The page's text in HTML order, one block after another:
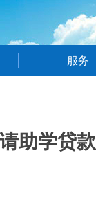
服务
助学贷款